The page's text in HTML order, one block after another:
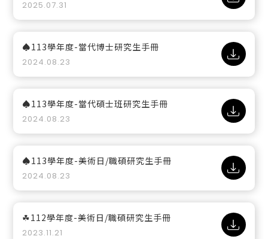
2025.07.31
♠113學年度-當代博士研究生手冊
2024.08.23
♠113學年度-當代碩士班研究生手冊
2024.08.23
♠113學年度-美術日/職碩研究生手冊
2024.08.23
☘112學年度-美術日/職碩研究生手冊
2023.11.21